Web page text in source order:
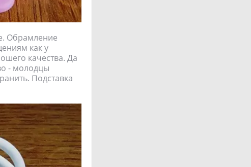
Обрамление
как у
качества. Да
- молодцы
Подставка